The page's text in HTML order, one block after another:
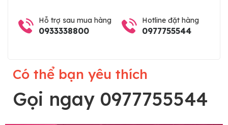
Hỗ trợ sau mua hàng
0933338800
Hotline đặt hàng
0977755544
Có thể bạn yêu thích
Gọi ngay 0977755544